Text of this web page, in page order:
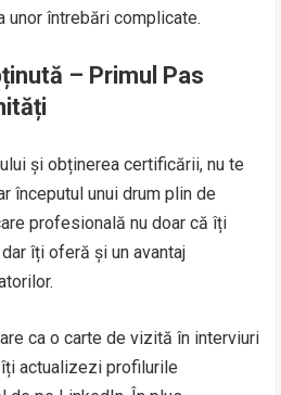
unor întrebări complicate.
– Primul Pas
și obținerea certificării, nu te
începutul unui drum plin de
profesională nu doar că îți
îți oferă și un avantaj
ca o carte de vizită în interviuri
actualizezi profilurile